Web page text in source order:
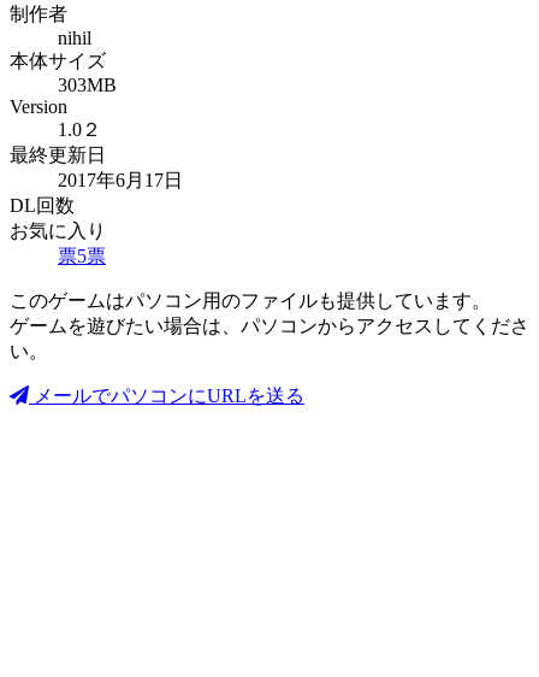
制作者
nihil
本体サイズ
303MB
Version
1.0２
最終更新日
2017年6月17日
DL回数
お気に入り
票5票
このゲームはパソコン用のファイルも提供しています。
ゲームを遊びたい場合は、パソコンからアクセスしてくださ
い。
メールでパソコンにURLを送る